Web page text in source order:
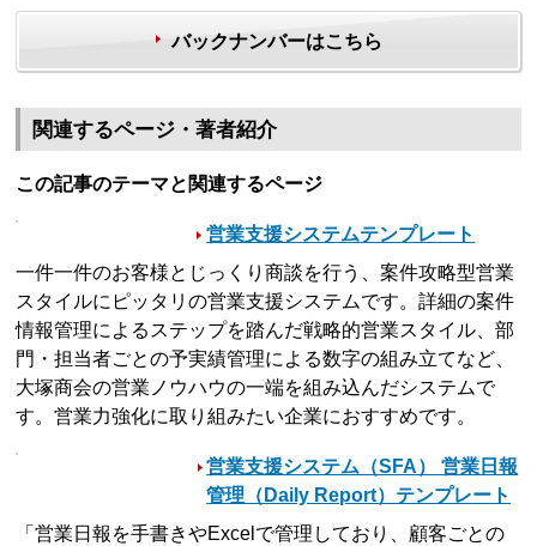
バックナンバーはこちら
関連するページ・著者紹介
この記事のテーマと関連するページ
営業支援システムテンプレート
一件一件のお客様とじっくり商談を行う、案件攻略型営業
スタイルにピッタリの営業支援システムです。詳細の案件
情報管理によるステップを踏んだ戦略的営業スタイル、部
門・担当者ごとの予実績管理による数字の組み立てなど、
大塚商会の営業ノウハウの一端を組み込んだシステムで
す。営業力強化に取り組みたい企業におすすめです。
営業支援システム（SFA） 営業日報
管理（Daily Report）テンプレート
「営業日報を手書きやExcelで管理しており、顧客ごとの